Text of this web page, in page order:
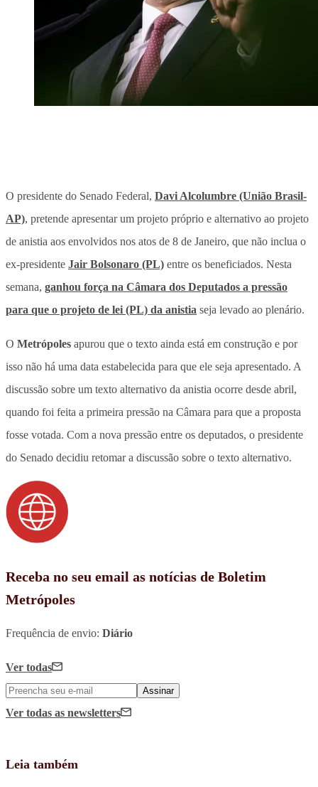
O presidente do Senado Federal, Davi Alcolumbre (União Brasil-
AP), pretende apresentar um projeto próprio e alternativo ao projeto
de anistia aos envolvidos nos atos de 8 de Janeiro, que não inclua o
ex-presidente Jair Bolsonaro (PL) entre os beneficiados. Nesta
semana, ganhou força na Câmara dos Deputados a pressão
para que o projeto de lei (PL) da anistia seja levado ao plenário.
O Metrópoles apurou que o texto ainda está em construção e por
isso não há uma data estabelecida para que ele seja apresentado. A
discussão sobre um texto alternativo da anistia ocorre desde abril,
quando foi feita a primeira pressão na Câmara para que a proposta
fosse votada. Com a nova pressão entre os deputados, o presidente
do Senado decidiu retomar a discussão sobre o texto alternativo.
Receba no seu email as notícias de Boletim
Metrópoles
Frequência de envio: Diário
Ver todas
Assinar
Ver todas as newsletters
Leia também